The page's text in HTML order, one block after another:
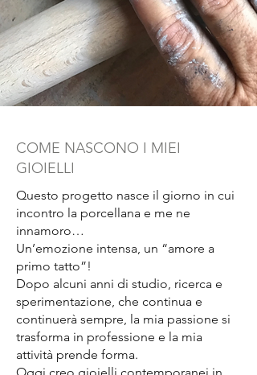
monocottura, rendendo il
processo di produzione più
agile, economico ed
ecosostenibile.
naturale lavorando i pezzi in
base al progetto che voglio
realizzare con l'obiettivo di
ottenere un'armonia e uno stile
distintivo.
COME NASCONO I MIEI
GIOIELLI
Questo progetto nasce il giorno in cui
incontro la porcellana e me ne
innamoro…
Un’emozione intensa, un “amore a
primo tatto”!
Dopo alcuni anni di studio, ricerca e
sperimentazione, che continua e
continuerà sempre, la mia passione si
trasforma in professione e la mia
attività prende forma.